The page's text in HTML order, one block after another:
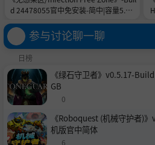
d 24478055官中免安装-简中|容量5.8G
参与讨论聊一聊
日榜
《绿石守卫者》v0.5.17-
GB
0
《Roboquest (机械守护者)
机版官中简体
6